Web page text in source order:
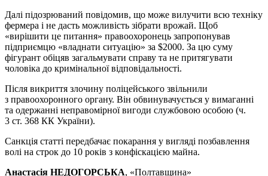
Далі підозрюваний повідомив, що може вилучити всю техніку
фермера і не дасть можливість зібрати врожай. Щоб
«вирішити це питання» правоохоронець запропонував
підприємцю «владнати ситуацію» за $2000. За цю суму
фігурант обіцяв загальмувати справу та не притягувати
чоловіка до кримінальної відповідальності.
Після викриття злочину поліцейського звільнили
з правоохоронного органу. Він обвинувачується у вимаганні
та одержанні неправомірної вигоди службовою особою (ч.
3 ст. 368 КК України).
Санкція статті передбачає покарання у вигляді позбавлення
волі на строк до 10 років з конфіскацією майна.
Анастасія НЕДОГОРСЬКА, «Полтавщина»